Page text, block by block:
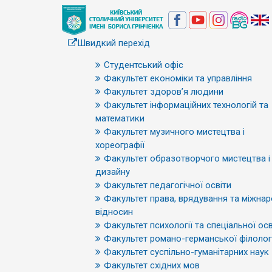
Швидкий перехід
Студентський офіс
Факультет економіки та управління
Факультет здоров’я людини
Факультет інформаційних технологій та
математики
Факультет музичного мистецтва і
хореографії
Факультет образотворчого мистецтва і
дизайну
Факультет педагогічної освіти
Факультет права, врядування та
відносин
Факультет психології та спеціальної
Факультет романо-германської
Факультет суспільно-гуманітарних наук
Факультет східних мов